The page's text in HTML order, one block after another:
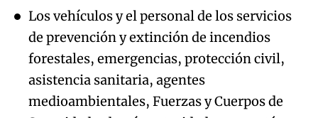
asistencia sanitaria, agentes
medioambientales, Fuerzas y Cuerpos de
Seguridad y demás autoridades que actúen
en el ejercicio de sus funciones.
Los vehículos adscritos a servicios públicos